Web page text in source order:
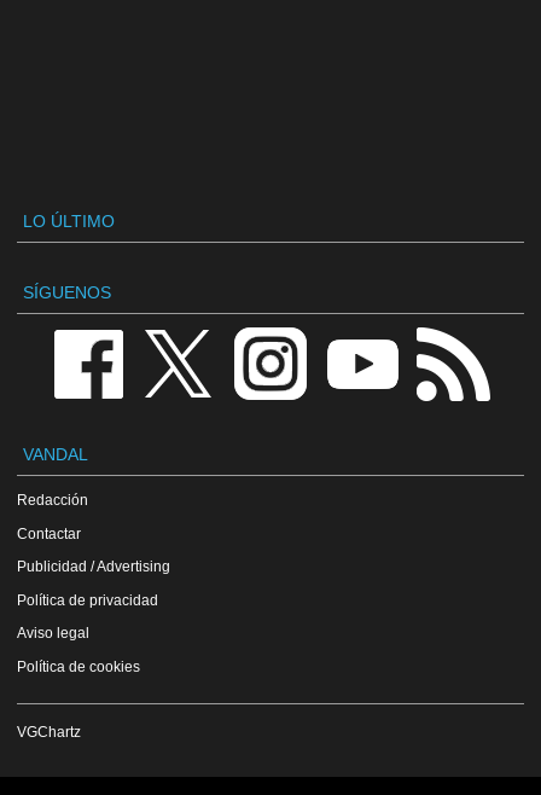
LO ÚLTIMO
SÍGUENOS
VANDAL
Redacción
Contactar
Publicidad / Advertising
Política de privacidad
Aviso legal
Política de cookies
VGChartz